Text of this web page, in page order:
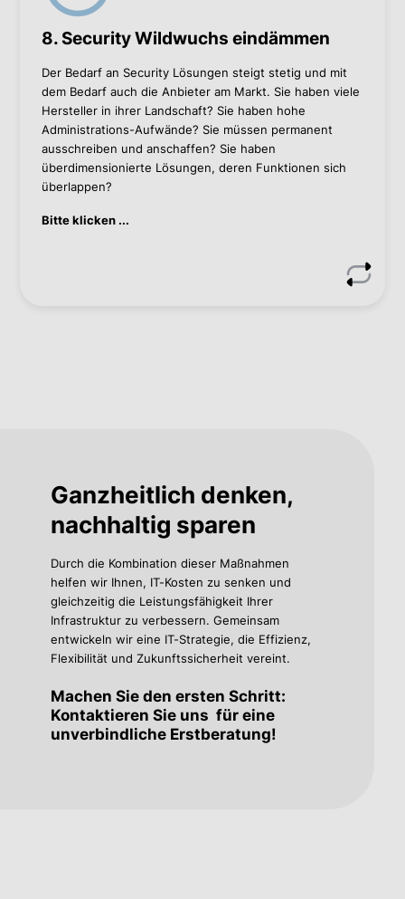
8. Security Wildwuchs eindämmen
Der Bedarf an Security Lösungen steigt stetig und mit
dem Bedarf auch die Anbieter am Markt. Sie haben viele
Hersteller in ihrer Landschaft? Sie haben hohe
Administrations-Aufwände? Sie müssen permanent
ausschreiben und anschaffen? Sie haben
überdimensionierte Lösungen, deren Funktionen sich
überlappen?
Bitte klicken ...
Technologie-Stack konsolidieren: Eine Analyse &
Konsolidierung der Tools (z. B. einheitliche
Plattform statt Einzellösungen) senkt Lizenz- und
Administrationskosten.
Kontaktieren Sie mich, wenn Sie mehr wissen wollen.
Ralf Zlabinger
Ganzheitlich denken,
nachhaltig sparen
Durch die Kombination dieser Maßnahmen
helfen wir Ihnen, IT-Kosten zu senken und
gleichzeitig die Leistungsfähigkeit Ihrer
Infrastruktur zu verbessern. Gemeinsam
entwickeln wir eine IT-Strategie, die Effizienz,
Flexibilität und Zukunftssicherheit vereint.
Machen Sie den ersten Schritt:
Kontaktieren Sie uns für eine
unverbindliche Erstberatung!